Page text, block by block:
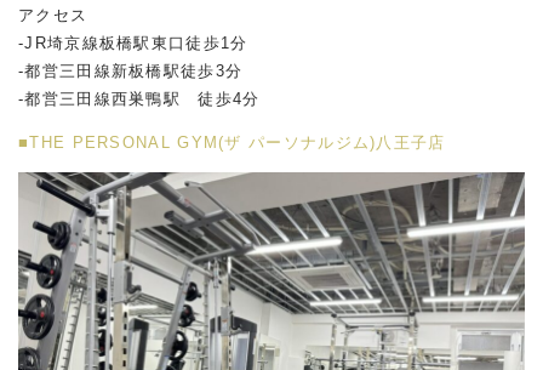
アクセス
-JR埼京線板橋駅東口徒歩1分
-都営三田線新板橋駅徒歩3分
-都営三田線西巣鴨駅 徒歩4分
■THE PERSONAL GYM(ザ パーソナルジム)八王子店